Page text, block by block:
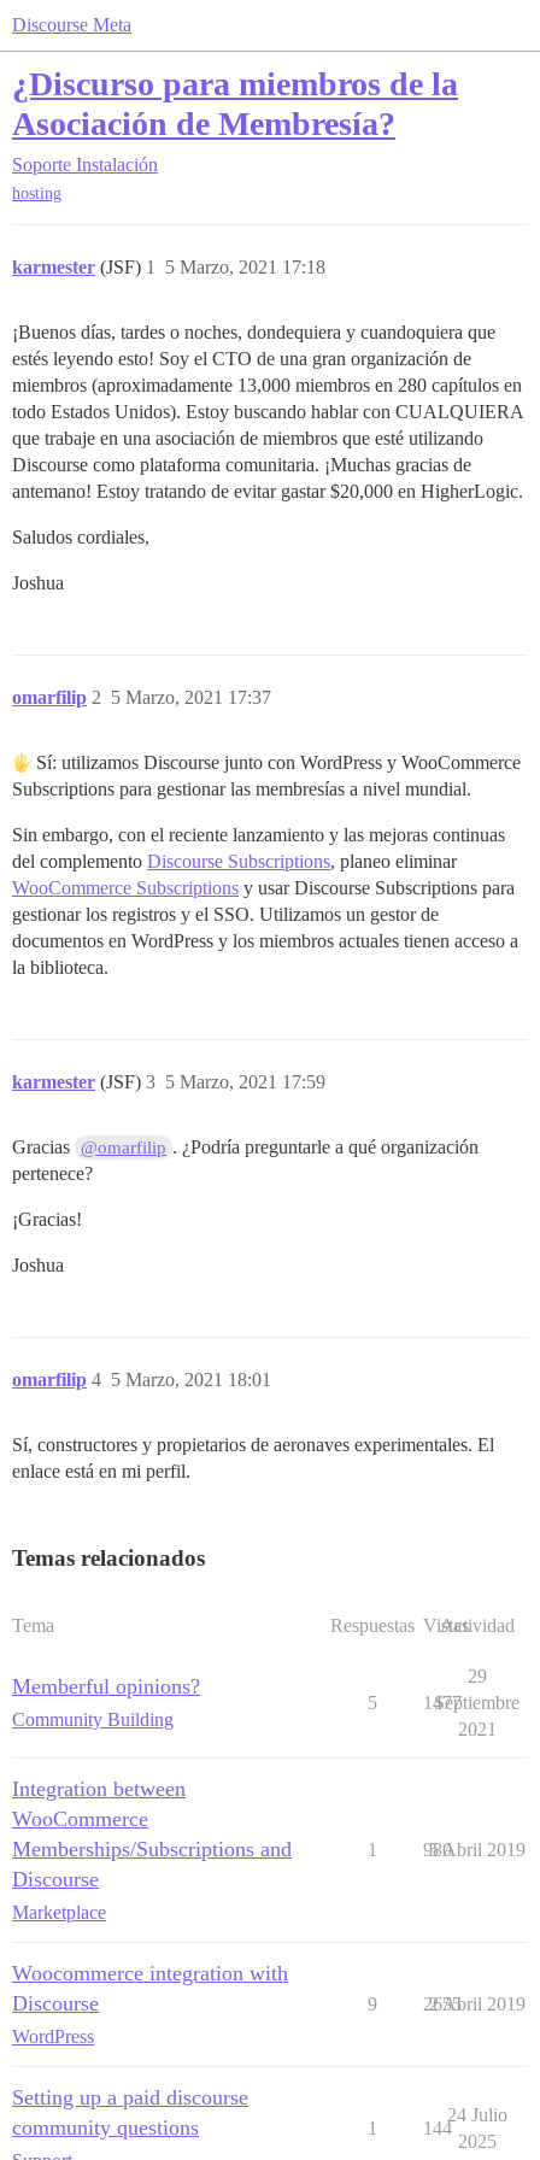
Discourse Meta
¿Discurso para miembros de la
Asociación de Membresía?
Soporte Instalación
hosting
karmester (JSF) 5 Marzo, 2021 17:18
1
¡Buenos días, tardes o noches, dondequiera y cuandoquiera que
estés leyendo esto! Soy el CTO de una gran organización de
miembros (aproximadamente 13,000 miembros en 280 capítulos en
todo Estados Unidos). Estoy buscando hablar con CUALQUIERA
que trabaje en una asociación de miembros que esté utilizando
Discourse como plataforma comunitaria. ¡Muchas gracias de
antemano! Estoy tratando de evitar gastar $20,000 en HigherLogic.
Saludos cordiales,
Joshua
omarfilip 5 Marzo, 2021 17:37
2
Sí: utilizamos Discourse junto con WordPress y WooCommerce
Subscriptions para gestionar las membresías a nivel mundial.
Sin embargo, con el reciente lanzamiento y las mejoras continuas
del complemento Discourse Subscriptions, planeo eliminar
WooCommerce Subscriptions y usar Discourse Subscriptions para
gestionar los registros y el SSO. Utilizamos un gestor de
documentos en WordPress y los miembros actuales tienen acceso a
la biblioteca.
karmester (JSF) 5 Marzo, 2021 17:59
3
Gracias @omarfilip . ¿Podría preguntarle a qué organización
pertenece?
¡Gracias!
Joshua
omarfilip 5 Marzo, 2021 18:01
4
Sí, constructores y propietarios de aeronaves experimentales. El
enlace está en mi perfil.
Temas relacionados
Tema Respuestas Vistas
Actividad
Memberful opinions?
Community Building
5 1477
29
Septiembre
2021
Integration between
WooCommerce
Memberships/Subscriptions and
Discourse
Marketplace
1 980
5 Abril 2019
Woocommerce integration with
Discourse
WordPress
9 2655
2 Abril 2019
Setting up a paid discourse
community questions
1 144
24 Julio
2025